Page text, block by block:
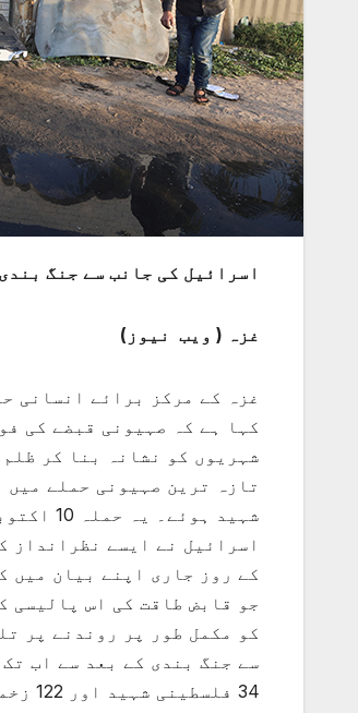
اسرائیل کی جانب سے جنگ بندی کی 129 خلاف ورزیاں، 34 فلسطینی شہید اور
غزہ ( ویب نیوز)
غزہ کے مرکز برائے انسانی
کہا ہے کہ صہیونی قبضے کی
شہریوں کو نشانہ بنا کر
اسرائیل نے ایسے نظرانداز
کے روز جاری اپنے بیان میں
جو قابض طاقت کی اس پالیسی
کو مکمل طور پر روندنے پر